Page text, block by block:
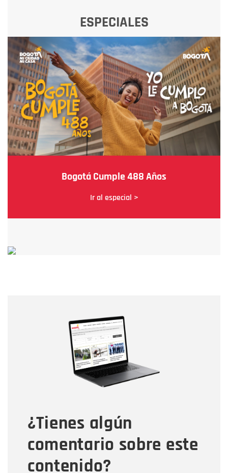
ESPECIALES
Bogotá Cumple 488 Años
Ir al especial >
¿Tienes algún
comentario sobre este
contenido?
Correo electrónico
Tipo de comentario
Mensaje